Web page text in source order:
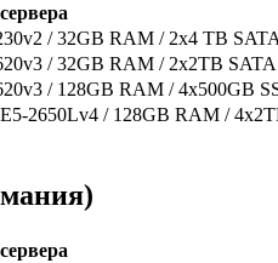
/ 32GB RAM / 2x4 TB
/ 32GB RAM / 2x2TB
/ 128GB RAM / 4x500GB
2650Lv4 / 128GB RAM /